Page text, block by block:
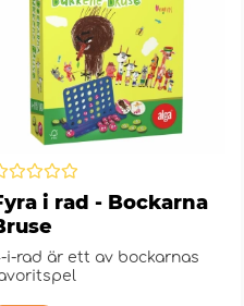
i rad - Bockarna
i-rad är ett av bockarnas